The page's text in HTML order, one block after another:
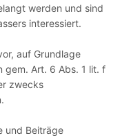
werden und sind
interessiert.
auf Grundlage
gem. Art. 6 Abs. 1 lit. f
zwecks
und Beiträge